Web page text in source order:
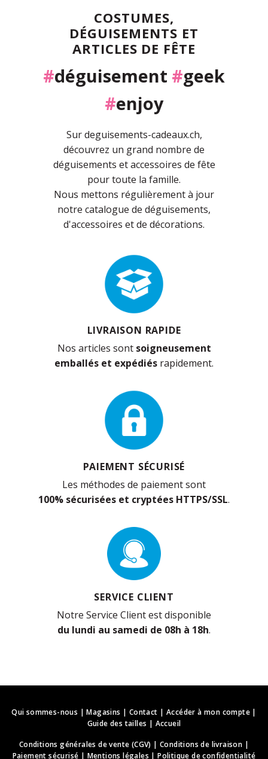
COSTUMES,
DÉGUISEMENTS ET
ARTICLES DE FÊTE
#déguisement #geek
#enjoy
Sur deguisements-cadeaux.ch,
découvrez un grand nombre de
déguisements et accessoires de fête
pour toute la famille.
Nous mettons régulièrement à jour
notre catalogue de déguisements,
d'accessoires et de décorations.
LIVRAISON RAPIDE
Nos articles sont soigneusement
emballés et expédiés rapidement.
PAIEMENT SÉCURISÉ
Les méthodes de paiement sont
100% sécurisées et cryptées HTTPS/SSL.
SERVICE CLIENT
Notre Service Client est disponible
du lundi au samedi de 08h à 18h.
Qui sommes-nous |Magasins | Contact | Accéder à mon compte|
Guide des tailles | Accueil
Conditions générales de vente (CGV) |Conditions de livraison |
Paiement sécurisé | Mentions légales |Politique de confidentialité